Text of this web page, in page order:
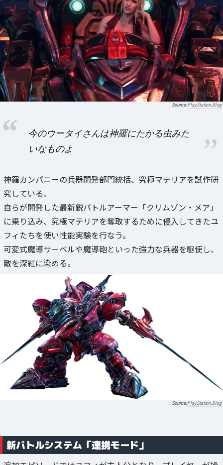
PlayStation.Blog
今のウータイさんは神羅にたかる虫みた
いなものよ
神羅カンパニーの兵器開発部門統括、究極マテリアを試作研
究している。
自らが開発した最新鋭バトルアーマー「クリムゾン・メア」
に乗り込み、究極マテリアを奪取するために侵入してきたユ
フィたちを使い性能実験を行なう。
可変式魔導サーベルや魔導砲といった強力な兵器を駆使し、
敵を深紅に染める。
PlayStation.Blog
新バトルシステム「連携モード」